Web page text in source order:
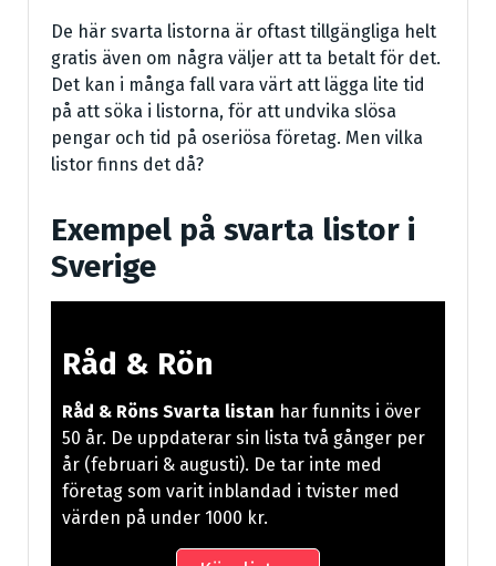
De här svarta listorna är oftast tillgängliga helt
gratis även om några väljer att ta betalt för det.
Det kan i många fall vara värt att lägga lite tid
på att söka i listorna, för att undvika slösa
pengar och tid på oseriösa företag. Men vilka
listor finns det då?
Exempel på svarta listor i
Sverige
Råd & Rön
Råd & Röns Svarta listan har funnits i över
50 år. De uppdaterar sin lista två gånger per
år (februari & augusti). De tar inte med
företag som varit inblandad i tvister med
värden på under 1000 kr.